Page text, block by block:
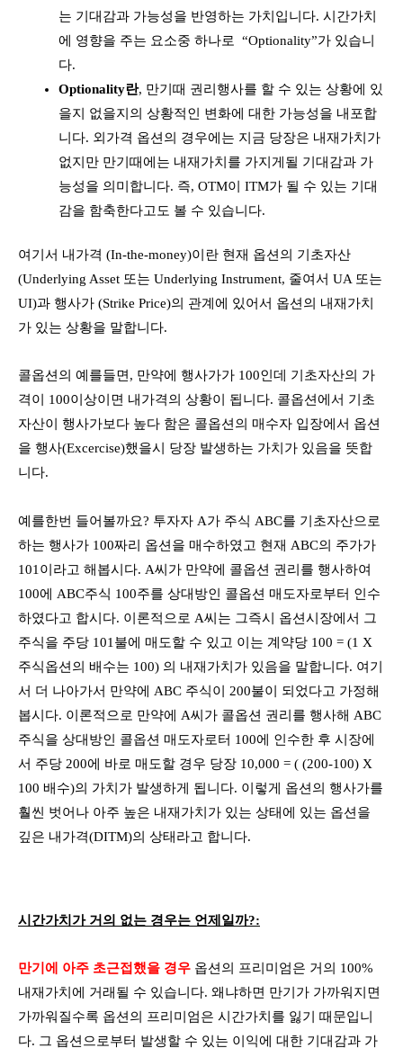
는 기대감과 가능성을 반영하는 가치입니다. 시간가치
에 영향을 주는 요소중 하나로 “Optionality”가 있습니
다.
Optionality란, 만기때 권리행사를 할 수 있는 상황에 있
을지 없을지의 상황적인 변화에 대한 가능성을 내포합
니다. 외가격 옵션의 경우에는 지금 당장은 내재가치가
없지만 만기때에는 내재가치를 가지게될 기대감과 가
능성을 의미합니다. 즉, OTM이 ITM가 될 수 있는 기대
감을 함축한다고도 볼 수 있습니다.
여기서 내가격 (In-the-money)이란 현재 옵션의 기초자산
(Underlying Asset 또는 Underlying Instrument, 줄여서 UA 또는
UI)과 행사가 (Strike Price)의 관계에 있어서 옵션의 내재가치
가 있는 상황을 말합니다.
콜옵션의 예를들면, 만약에 행사가가 100인데 기초자산의 가
격이 100이상이면 내가격의 상황이 됩니다. 콜옵션에서 기초
자산이 행사가보다 높다 함은 콜옵션의 매수자 입장에서 옵션
을 행사(Excercise)했을시 당장 발생하는 가치가 있음을 뜻합
니다.
예를한번 들어볼까요? 투자자 A가 주식 ABC를 기초자산으로
하는 행사가 100짜리 옵션을 매수하였고 현재 ABC의 주가가
101이라고 해봅시다. A씨가 만약에 콜옵션 권리를 행사하여
100에 ABC주식 100주를 상대방인 콜옵션 매도자로부터 인수
하였다고 합시다. 이론적으로 A씨는 그즉시 옵션시장에서 그
주식을 주당 101불에 매도할 수 있고 이는 계약당 100 = (1 X
주식옵션의 배수는 100) 의 내재가치가 있음을 말합니다. 여기
서 더 나아가서 만약에 ABC 주식이 200불이 되었다고 가정해
봅시다. 이론적으로 만약에 A씨가 콜옵션 권리를 행사해 ABC
주식을 상대방인 콜옵션 매도자로터 100에 인수한 후 시장에
서 주당 200에 바로 매도할 경우 당장 10,000 = ( (200-100) X
100 배수)의 가치가 발생하게 됩니다. 이렇게 옵션의 행사가를
훨씬 벗어나 아주 높은 내재가치가 있는 상태에 있는 옵션을
깊은 내가격(DITM)의 상태라고 합니다.
시간가치가 거의 없는 경우는 언제일까?:
만기에 아주 초근접했을 경우 옵션의 프리미엄은 거의 100%
내재가치에 거래될 수 있습니다. 왜냐하면 만기가 가까워지면
가까워질수록 옵션의 프리미엄은 시간가치를 잃기 때문입니
다. 그 옵션으로부터 발생할 수 있는 이익에 대한 기대감과 가